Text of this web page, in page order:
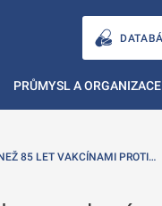
PRŮMYSL A ORGANIZACE
85 LET VAKCÍNAMI PROTI…